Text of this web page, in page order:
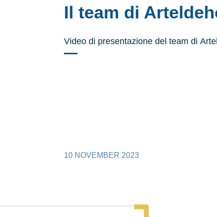
Il team di
Video di presentazione del team di
10 NOVEMBER 2023